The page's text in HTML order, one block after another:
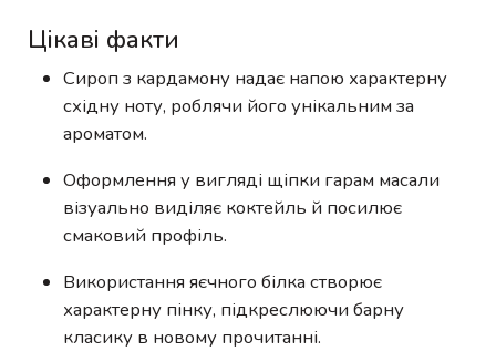
Цікаві факти
Сироп з кардамону надає напою характерну
східну ноту, роблячи його унікальним за
ароматом.
Оформлення у вигляді щіпки гарам масали
візуально виділяє коктейль й посилює
смаковий профіль.
Використання яєчного білка створює
характерну пінку, підкреслюючи барну
класику в новому прочитанні.